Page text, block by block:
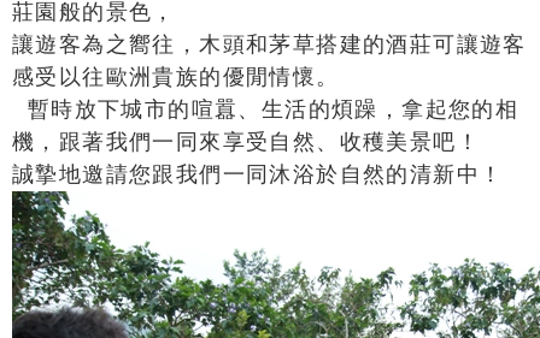
莊園般的景色，
讓遊客為之嚮往，木頭和茅草搭建的酒莊可讓遊客
感受以往歐洲貴族的優閒情懷。
暫時放下城市的喧囂、生活的煩躁，拿起您的相
機，跟著我們一同來享受自然、收穫美景吧！
誠摯地邀請您跟我們一同沐浴於自然的清新中！